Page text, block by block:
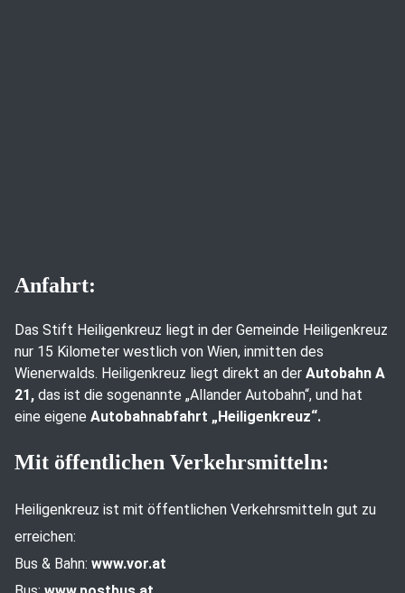
Anfahrt:
Das Stift Heiligenkreuz liegt in der Gemeinde Heiligenkreuz
nur 15 Kilometer westlich von Wien, inmitten des
Wienerwalds. Heiligenkreuz liegt direkt an der Autobahn A
21, das ist die sogenannte „Allander Autobahn“, und hat
eine eigene Autobahnabfahrt „Heiligenkreuz“.
Mit öffentlichen Verkehrsmitteln:
Heiligenkreuz ist mit öffentlichen Verkehrsmitteln gut zu
erreichen:
Bus & Bahn: www.vor.at